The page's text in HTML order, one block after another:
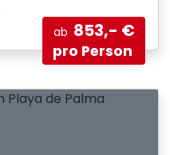
ab 853,- €
pro Person